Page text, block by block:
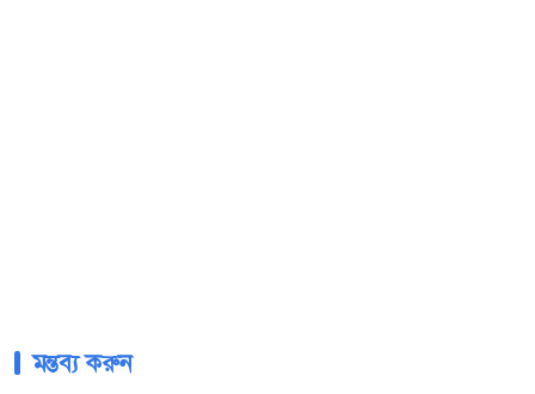
মন্তব্য করুন